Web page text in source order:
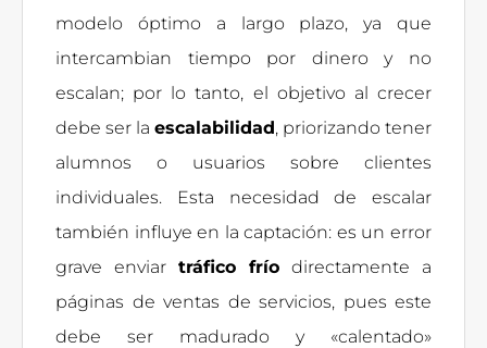
modelo óptimo a largo plazo, ya que
intercambian tiempo por dinero y no
escalan; por lo tanto, el objetivo al crecer
debe ser la escalabilidad, priorizando tener
alumnos o usuarios sobre clientes
individuales. Esta necesidad de escalar
también influye en la captación: es un error
grave enviar tráfico frío directamente a
páginas de ventas de servicios, pues este
debe ser madurado y «calentado»